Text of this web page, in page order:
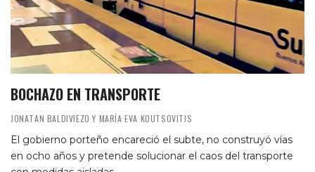
BOCHAZO EN TRANSPORTE
JONATAN BALDIVIEZO Y MARÍA EVA KOUTSOVITIS
El gobierno porteño encareció el subte, no construyó vías
en ocho años y pretende solucionar el caos del transporte